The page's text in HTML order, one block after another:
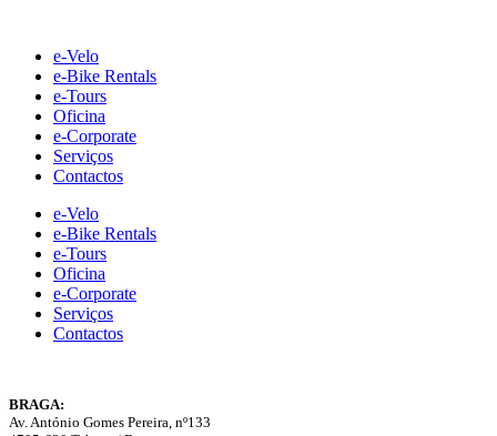
contente-Velo
e-Bike Rentals
e-Tours
Oficina
e-Corporate
Serviços
Contactos
e-Velo
e-Bike Rentals
e-Tours
Oficina
e-Corporate
Serviços
Contactos
BRAGA:
Av. António Gomes Pereira, nº133